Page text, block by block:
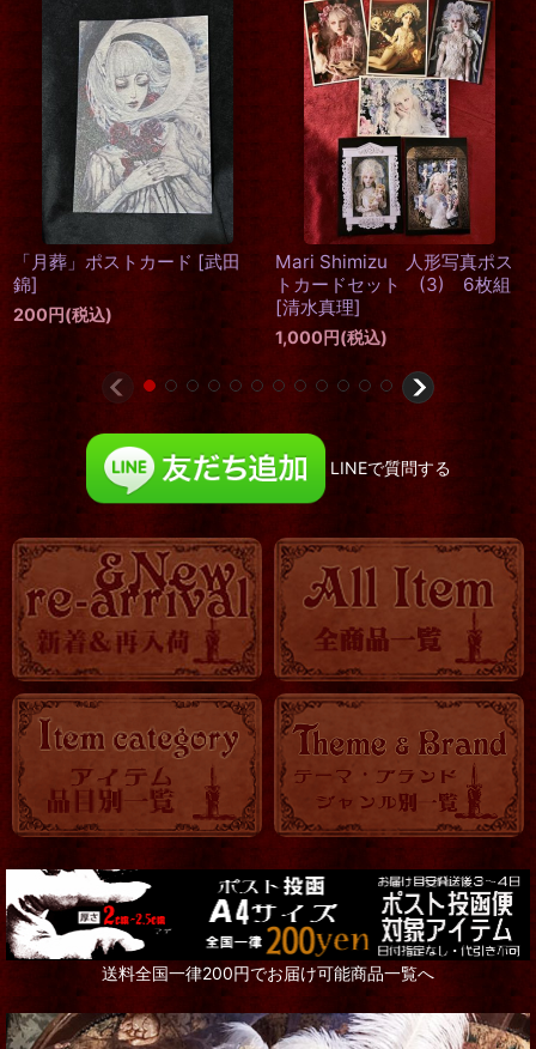
月葬」ポストカード [武田
]
円(税込)
Mari Shimizu 人形写真ポス
トカードセット (3) 6枚組
清水真理]
1,000円(税込)
LINEで質問する
送料全国一律200円でお届け可能商品一覧へ